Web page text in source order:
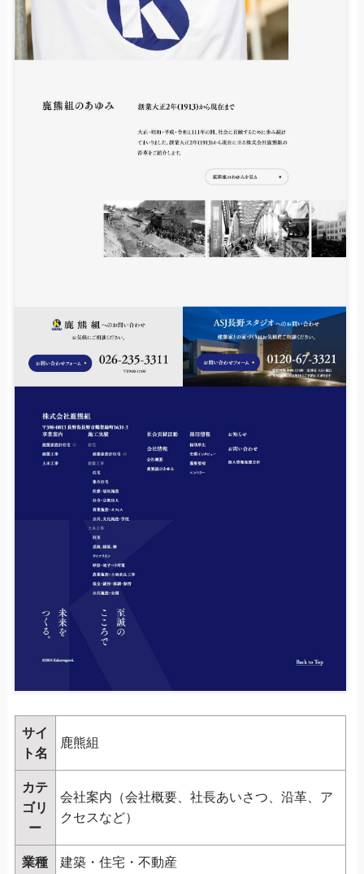
サイ
ト名
鹿熊組
カテ
ゴリ
ー
会社案内（会社概要、社長あいさつ、沿革、ア
クセスなど）
業種 建築・住宅・不動産